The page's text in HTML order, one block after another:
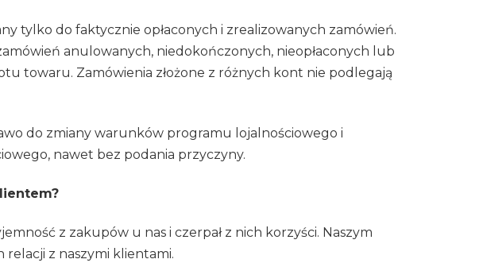
tylko do faktycznie opłaconych i zrealizowanych zamówień.
anulowanych, niedokończonych, nieopłaconych lub
towaru. Zamówienia złożone z różnych kont nie podlegają
do zmiany warunków programu lojalnościowego i
nawet bez podania przyczyny.
z zakupów u nas i czerpał z nich korzyści. Naszym
z naszymi klientami.